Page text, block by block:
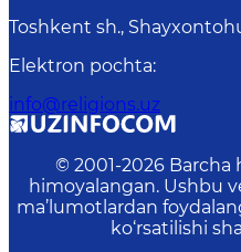
Toshkent sh.,
Elektron pochta:
info@religions.uz
© 2001-2026 Barcha
himoyalangan. Ushbu
ma’lumotlardan
ko‘rsatilishi